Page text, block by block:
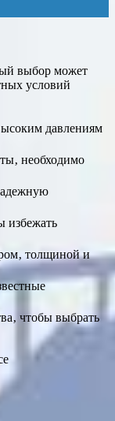
выбор может
условий
давлениям
необходимо
избежать
толщиной и
чтобы выбрать